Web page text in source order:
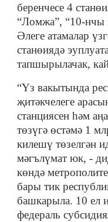
беренчесе 4
“Ломжа”, “10-нчы
Әлеге атамалар
станөиядә
тапшырылачак,
“Үз вакытында
җитәкчелеге
станциясен һәм
төзүгә өстәмә 1
килешү төзелгән
мәгълүмат юк, -
көндә
бары тик
башкарыла. 10 ел
федераль